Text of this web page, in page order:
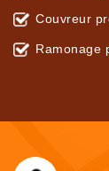
Couvreur
Ramonage